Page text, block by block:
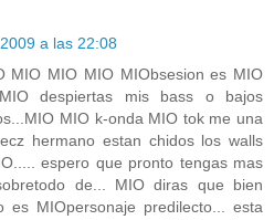
a las 22:08
MIO MIO MIO MIObsesion es MIO
despiertas mis bass o bajos
MIO k-onda MIO tok me una
hermano estan chidos los walls
espero que pronto tengas mas
de... MIO diras que bien
es MIOpersonaje predilecto... esta